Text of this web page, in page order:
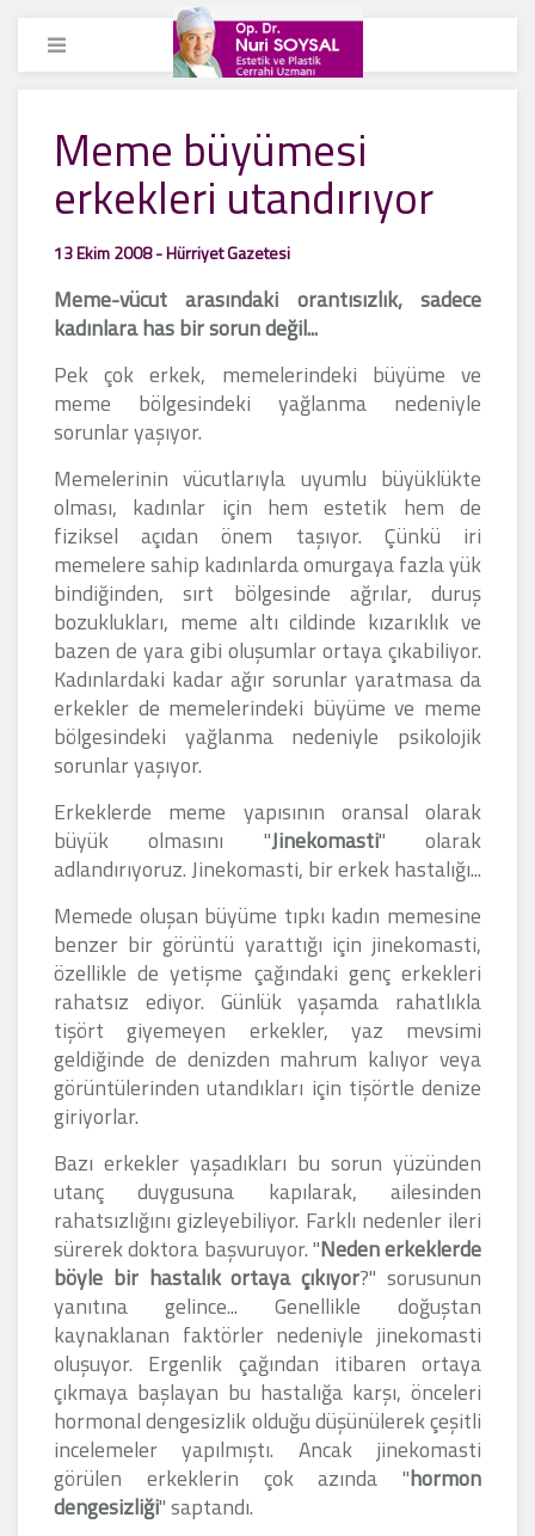
Meme büyümesi
erkekleri utandırıyor
13 Ekim 2008 - Hürriyet Gazetesi
Meme-vücut arasındaki orantısızlık, sadece
kadınlara has bir sorun değil...
Pek çok erkek, memelerindeki büyüme ve
meme bölgesindeki yağlanma nedeniyle
sorunlar yaşıyor.
Memelerinin vücutlarıyla uyumlu büyüklükte
olması, kadınlar için hem estetik hem de
fiziksel açıdan önem taşıyor. Çünkü iri
memelere sahip kadınlarda omurgaya fazla yük
bindiğinden, sırt bölgesinde ağrılar, duruş
bozuklukları, meme altı cildinde kızarıklık ve
bazen de yara gibi oluşumlar ortaya çıkabiliyor.
Kadınlardaki kadar ağır sorunlar yaratmasa da
erkekler de memelerindeki büyüme ve meme
bölgesindeki yağlanma nedeniyle psikolojik
sorunlar yaşıyor.
Erkeklerde meme yapısının oransal olarak
büyük olmasını "Jinekomasti" olarak
adlandırıyoruz. Jinekomasti, bir erkek hastalığı...
Memede oluşan büyüme tıpkı kadın memesine
benzer bir görüntü yarattığı için jinekomasti,
özellikle de yetişme çağındaki genç erkekleri
rahatsız ediyor. Günlük yaşamda rahatlıkla
tişört giyemeyen erkekler, yaz mevsimi
geldiğinde de denizden mahrum kalıyor veya
görüntülerinden utandıkları için tişörtle denize
giriyorlar.
Bazı erkekler yaşadıkları bu sorun yüzünden
utanç duygusuna kapılarak, ailesinden
rahatsızlığını gizleyebiliyor. Farklı nedenler ileri
sürerek doktora başvuruyor. "Neden erkeklerde
böyle bir hastalık ortaya çıkıyor?" sorusunun
yanıtına gelince... Genellikle doğuştan
kaynaklanan faktörler nedeniyle jinekomasti
oluşuyor. Ergenlik çağından itibaren ortaya
çıkmaya başlayan bu hastalığa karşı, önceleri
hormonal dengesizlik olduğu düşünülerek çeşitli
incelemeler yapılmıştı. Ancak jinekomasti
görülen erkeklerin çok azında "hormon
dengesizliği" saptandı.